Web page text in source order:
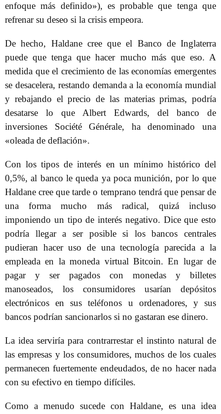
enfoque más definido»), es probable que tenga que
refrenar su deseo si la crisis empeora.
De hecho, Haldane cree que el Banco de Inglaterra
puede que tenga que hacer mucho más que eso. A
medida que el crecimiento de las economías emergentes
se desacelera, restando demanda a la economía mundial
y rebajando el precio de las materias primas, podría
desatarse lo que Albert Edwards, del banco de
inversiones Société Générale, ha denominado una
«oleada de deflación».
Con los tipos de interés en un mínimo histórico del
0,5%, al banco le queda ya poca munición, por lo que
Haldane cree que tarde o temprano tendrá que pensar de
una forma mucho más radical, quizá incluso
imponiendo un tipo de interés negativo. Dice que esto
podría llegar a ser posible si los bancos centrales
pudieran hacer uso de una tecnología parecida a la
empleada en la moneda virtual Bitcoin. En lugar de
pagar y ser pagados con monedas y billetes
manoseados, los consumidores usarían depósitos
electrónicos en sus teléfonos u ordenadores, y sus
bancos podrían sancionarlos si no gastaran ese dinero.
La idea serviría para contrarrestar el instinto natural de
las empresas y los consumidores, muchos de los cuales
permanecen fuertemente endeudados, de no hacer nada
con su efectivo en tiempo difíciles.
Como a menudo sucede con Haldane, es una idea